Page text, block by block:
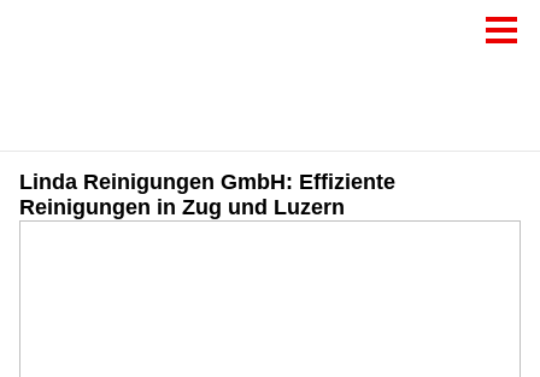
Linda Reinigungen GmbH: Effiziente
Reinigungen in Zug und Luzern